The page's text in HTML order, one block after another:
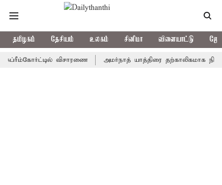
தமிழகம் தேசியம் உலகம் சினிமா விளையாட்டு
விசாரணை அமர்நாத் யாத்திரை தற்காலிகமாக நிறுத்தம்